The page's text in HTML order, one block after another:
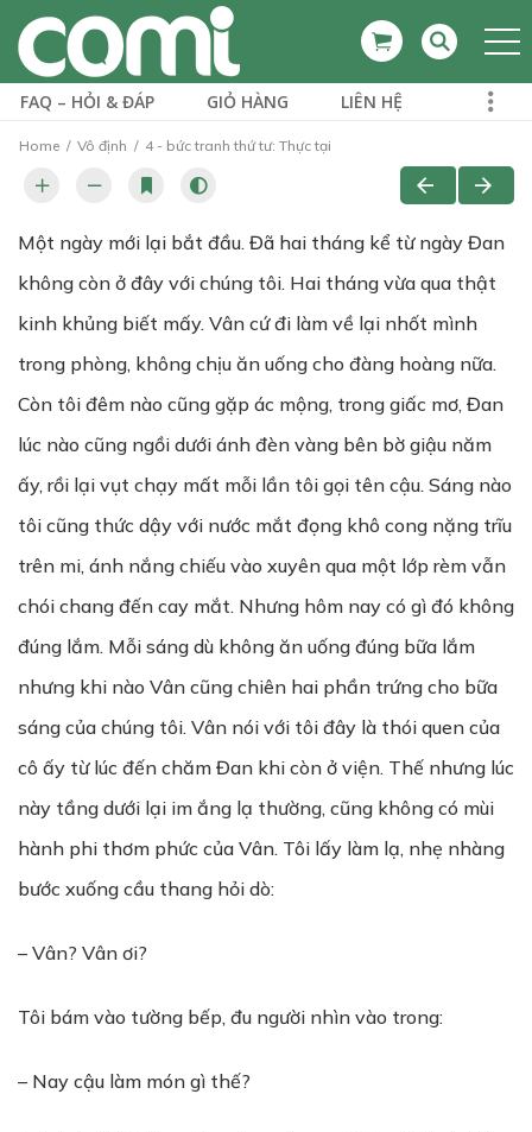
FAQ – HỎI & ĐÁP GIỎ HÀNG LIÊN HỆ
Home Vô định 4 - bức tranh thứ tư: Thực tại
Một ngày mới lại bắt đầu. Đã hai tháng kể từ ngày Đan
không còn ở đây với chúng tôi. Hai tháng vừa qua thật
kinh khủng biết mấy. Vân cứ đi làm về lại nhốt mình
trong phòng, không chịu ăn uống cho đàng hoàng nữa.
Còn tôi đêm nào cũng gặp ác mộng, trong giấc mơ, Đan
lúc nào cũng ngồi dưới ánh đèn vàng bên bờ giậu năm
ấy, rồi lại vụt chạy mất mỗi lần tôi gọi tên cậu. Sáng nào
tôi cũng thức dậy với nước mắt đọng khô cong nặng trĩu
trên mi, ánh nắng chiếu vào xuyên qua một lớp rèm vẫn
chói chang đến cay mắt. Nhưng hôm nay có gì đó không
đúng lắm. Mỗi sáng dù không ăn uống đúng bữa lắm
nhưng khi nào Vân cũng chiên hai phần trứng cho bữa
sáng của chúng tôi. Vân nói với tôi đây là thói quen của
cô ấy từ lúc đến chăm Đan khi còn ở viện. Thế nhưng lúc
này tầng dưới lại im ắng lạ thường, cũng không có mùi
hành phi thơm phức của Vân. Tôi lấy làm lạ, nhẹ nhàng
bước xuống cầu thang hỏi dò:
– Vân? Vân ơi?
Tôi bám vào tường bếp, đu người nhìn vào trong:
– Nay cậu làm món gì thế?